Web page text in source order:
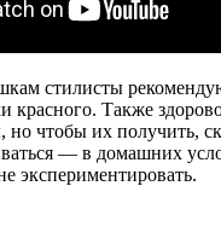
стилисты
красного. Также
чтобы их получить,
— в домашних
экспериментировать.